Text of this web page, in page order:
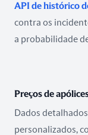
API de histórico
contra os
a probabilidade
Preços de
Dados
personalizados,